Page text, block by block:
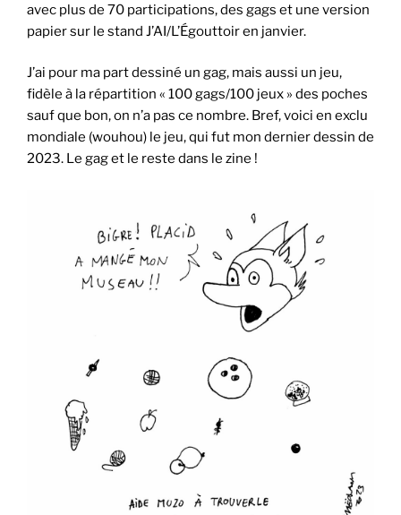
avec plus de 70 participations, des gags et une version
papier sur le stand J’AI/L’Égouttoir en janvier.
J’ai pour ma part dessiné un gag, mais aussi un jeu,
fidèle à la répartition « 100 gags/100 jeux » des poches
sauf que bon, on n’a pas ce nombre. Bref, voici en exclu
mondiale (wouhou) le jeu, qui fut mon dernier dessin de
2023. Le gag et le reste dans le zine !